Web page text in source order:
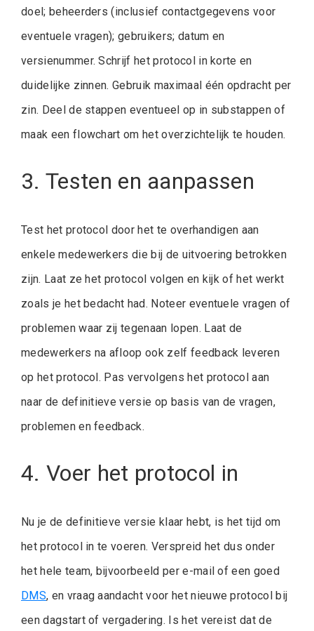
doel; beheerders (inclusief contactgegevens voor
eventuele vragen); gebruikers; datum en
versienummer. Schrijf het protocol in korte en
duidelijke zinnen. Gebruik maximaal één opdracht per
zin. Deel de stappen eventueel op in substappen of
maak een flowchart om het overzichtelijk te houden.
3. Testen en aanpassen
Test het protocol door het te overhandigen aan
enkele medewerkers die bij de uitvoering betrokken
zijn. Laat ze het protocol volgen en kijk of het werkt
zoals je het bedacht had. Noteer eventuele vragen of
problemen waar zij tegenaan lopen. Laat de
medewerkers na afloop ook zelf feedback leveren
op het protocol. Pas vervolgens het protocol aan
naar de definitieve versie op basis van de vragen,
problemen en feedback.
4. Voer het protocol in
Nu je de definitieve versie klaar hebt, is het tijd om
het protocol in te voeren. Verspreid het dus onder
het hele team, bijvoorbeeld per e-mail of een goed
DMS, en vraag aandacht voor het nieuwe protocol bij
een dagstart of vergadering. Is het vereist dat de